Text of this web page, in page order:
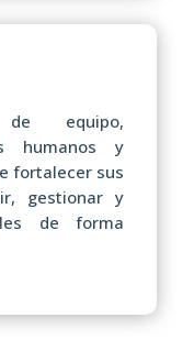
de equipo,
humanos y
fortalecer sus
gestionar y
de forma